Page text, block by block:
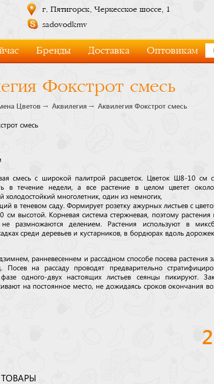
г. Пятигорск, Черкесское шоссе, 1
sadovodkmv
Бренды Доставка Оптовикам
Фокстрот смесь
Цветов Аквилегия Аквилегия Фокстрот смесь
смесь
смесь с широкой палитрой расцветок. Цветок Ø8-10 см
в течение недели, а все растение в целом цветет около
холодостойкий многолетник, один из немногих,
в теневом саду. Формирует розетку ажурных листьев с
см высотой. Корневая система стержневая, поэтому растения
размножаются делением. Растения используют в
среди деревьев и кустарников, в бордюрах вдоль
ранневесеннем и рассадном способе посева растения
Посев на рассаду проводят предварительно
одного-двух настоящих листьев сеянцы пикируют.
на постоянное место, не дожидаясь сроков окончания